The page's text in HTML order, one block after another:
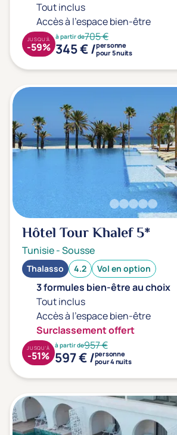
Tout inclus
Accès à l'espace bien-être
à partir de705 €
345 € /personne
pour 5 nuits
JUSQU'À
-59%
Hôtel Tour Khalef5*
Tunisie-Sousse
Thalasso 4.2 Vol en option
3 formules bien-être au choix
Tout inclus
Accès à l'espace bien-être
Surclassement offert
à partir de957 €
597 € /personne
pour 4 nuits
JUSQU'À
-51%